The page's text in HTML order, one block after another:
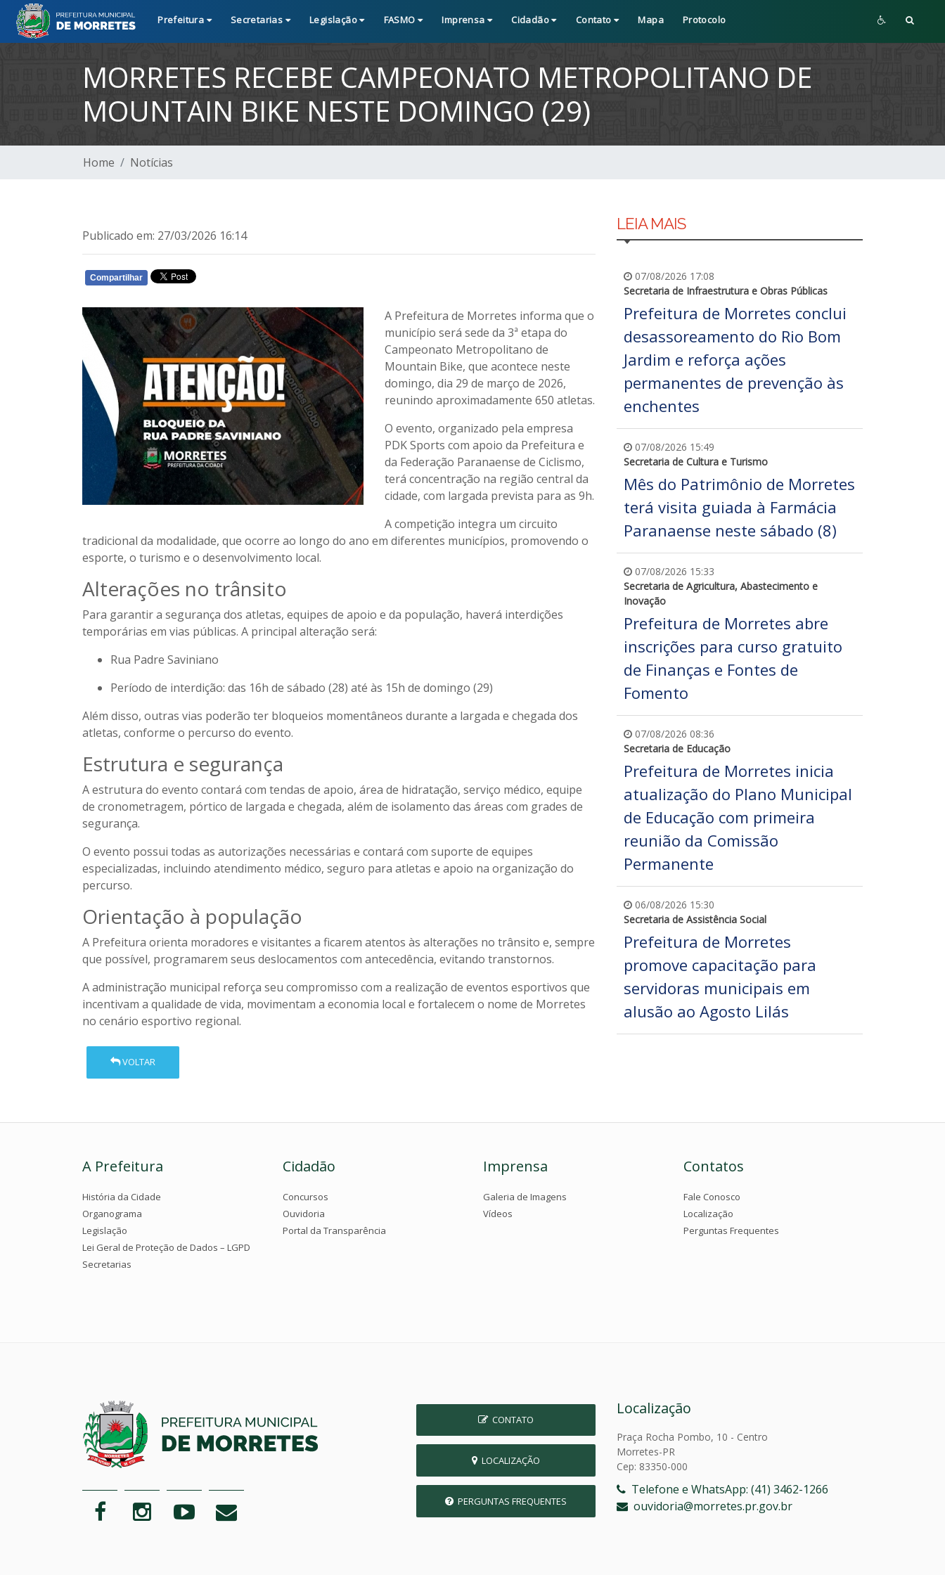
Prefeitura Secretarias Legislação FASMO Imprensa Cidadão Contato Mapa Protocolo
MORRETES RECEBE CAMPEONATO METROPOLITANO DE
MOUNTAIN BIKE NESTE DOMINGO (29)
Home Notícias
Publicado em: 27/03/2026 16:14
Compartilhar
A Prefeitura de Morretes informa que o
município será sede da 3ª etapa do
Campeonato Metropolitano de
Mountain Bike, que acontece neste
domingo, dia 29 de março de 2026,
reunindo aproximadamente 650 atletas.
O evento, organizado pela empresa
PDK Sports com apoio da Prefeitura e
da Federação Paranaense de Ciclismo,
terá concentração na região central da
cidade, com largada prevista para as 9h.
A competição integra um circuito
tradicional da modalidade, que ocorre ao longo do ano em diferentes municípios, promovendo o
esporte, o turismo e o desenvolvimento local.
Alterações no trânsito
Para garantir a segurança dos atletas, equipes de apoio e da população, haverá interdições
temporárias em vias públicas. A principal alteração será:
Rua Padre Saviniano
Período de interdição: das 16h de sábado (28) até às 15h de domingo (29)
Além disso, outras vias poderão ter bloqueios momentâneos durante a largada e chegada dos
atletas, conforme o percurso do evento.
Estrutura e segurança
A estrutura do evento contará com tendas de apoio, área de hidratação, serviço médico, equipe
de cronometragem, pórtico de largada e chegada, além de isolamento das áreas com grades de
segurança.
O evento possui todas as autorizações necessárias e contará com suporte de equipes
especializadas, incluindo atendimento médico, seguro para atletas e apoio na organização do
percurso.
Orientação à população
A Prefeitura orienta moradores e visitantes a ficarem atentos às alterações no trânsito e, sempre
que possível, programarem seus deslocamentos com antecedência, evitando transtornos.
A administração municipal reforça seu compromisso com a realização de eventos esportivos que
incentivam a qualidade de vida, movimentam a economia local e fortalecem o nome de Morretes
no cenário esportivo regional.
VOLTAR
LEIA MAIS
07/08/2026 17:08
Secretaria de Infraestrutura e Obras Públicas
Prefeitura de Morretes conclui
desassoreamento do Rio Bom
Jardim e reforça ações
permanentes de prevenção às
enchentes
07/08/2026 15:49
Secretaria de Cultura e Turismo
Mês do Patrimônio de Morretes
terá visita guiada à Farmácia
Paranaense neste sábado (8)
07/08/2026 15:33
Secretaria de Agricultura, Abastecimento e
Inovação
Prefeitura de Morretes abre
inscrições para curso gratuito
de Finanças e Fontes de
Fomento
07/08/2026 08:36
Secretaria de Educação
Prefeitura de Morretes inicia
atualização do Plano Municipal
de Educação com primeira
reunião da Comissão
Permanente
06/08/2026 15:30
Secretaria de Assistência Social
Prefeitura de Morretes
promove capacitação para
servidoras municipais em
alusão ao Agosto Lilás
A Prefeitura
História da Cidade
Organograma
Legislação
Lei Geral de Proteção de Dados – LGPD
Secretarias
Cidadão
Concursos
Ouvidoria
Portal da Transparência
Imprensa
Galeria de Imagens
Vídeos
Contatos
Fale Conosco
Localização
Perguntas Frequentes
CONTATO
LOCALIZAÇÃO
PERGUNTAS FREQUENTES
Localização
Praça Rocha Pombo, 10 - Centro
Morretes-PR
Cep: 83350-000
Telefone e WhatsApp: (41) 3462-1266
ouvidoria@morretes.pr.gov.br